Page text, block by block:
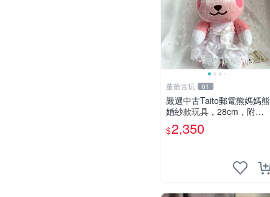
董爺古玩 61
嚴選中古Taito郵電熊媽媽熊
婚紗款玩具，28cm，附原
盒，保存極佳實拍，婚紗細
節清晰可見，偶像收藏推薦
$2,350